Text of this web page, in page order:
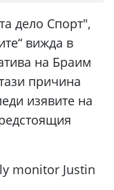
дело Спорт",
вижда в
на Браим
причина
изявите на
monitor Justin